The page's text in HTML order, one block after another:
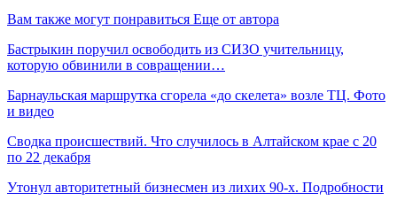
Вам также могут понравиться Еще от автора
Бастрыкин поручил освободить из СИЗО учительницу,
которую обвинили в совращении…
Барнаульская маршрутка сгорела «до скелета» возле ТЦ. Фото
и видео
Сводка происшествий. Что случилось в Алтайском крае с 20
по 22 декабря
Утонул авторитетный бизнесмен из лихих 90-х. Подробности